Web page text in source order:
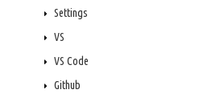
Settings
VS
VS Code
Github